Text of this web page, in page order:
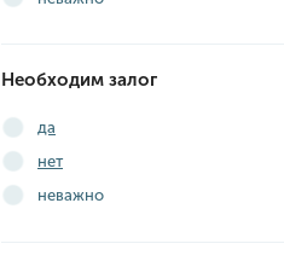
Необходим залог
да
нет
неважно